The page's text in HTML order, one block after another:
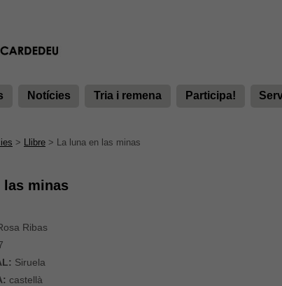
Notícies Tria i remena Participa!
> Llibre > La luna en las minas
las minas
Ribas
Siruela
castellà